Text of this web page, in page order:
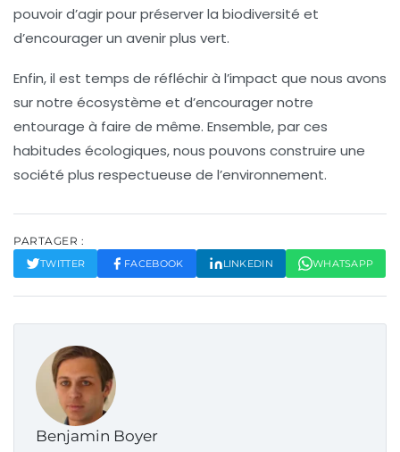
pouvoir d’agir pourpréserver la biodiversité et
d’encourager un avenir plus vert.
Enfin, il est temps de réfléchir à l’impact que nous avons
sur notre écosystème et d’encourager notre
entourage à faire de même. Ensemble, par ces
habitudes écologiques, nous pouvons construire une
société plus respectueuse de l’environnement.
PARTAGER :
TWITTER FACEBOOK LINKEDIN WHATSAPP
Benjamin Boyer